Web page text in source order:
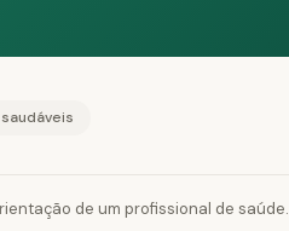
de um profissional de saúde.